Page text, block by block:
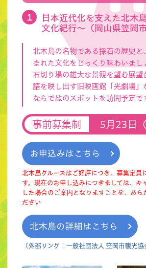
日本近代化を支えた北木
文化紀行〜（岡山県笠岡市
北木島の名物である採石の歴史と
まれた文化をじっくり味わいまし
石切り場の雄大な景観を望む展望
語を映し出す旧映画館「光劇場」
ならではのスポットを訪問予定で
事前募集制 5月23日
お申込みはこちら
北木島クルーズはご好評につき、募集定員
す。現在のお申し込みにつきましては、キ
した場合のご案内となりますことを、あら
ださい
北木島の詳細はこちら
（外部リンク：一般社団法人 笠岡市観光協